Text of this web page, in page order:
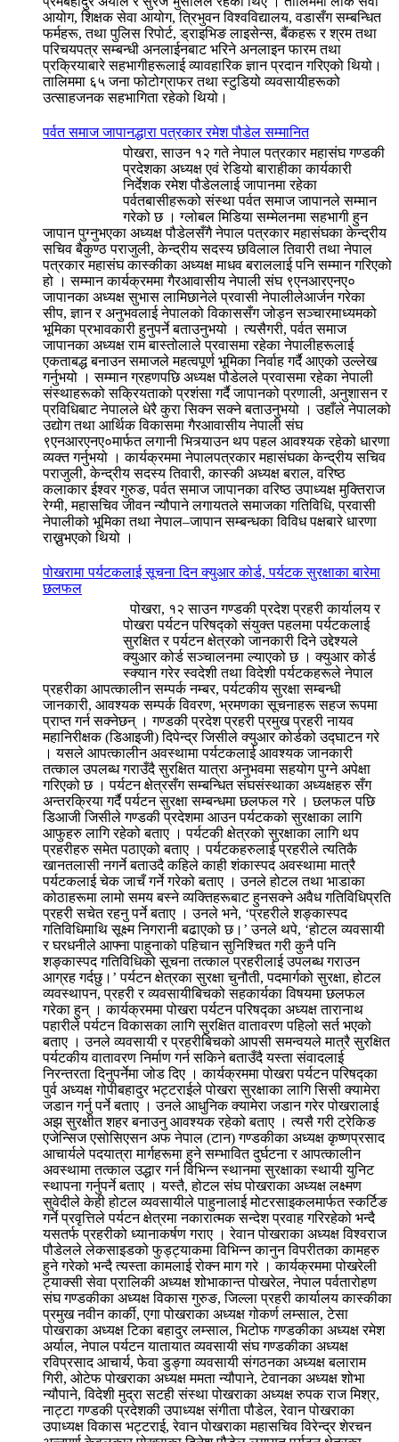
आयोग, शिक्षक सेवा आयोग, त्रिभुवन विश्वविद्यालय, वडासँग सम्बन्धित
फर्महरू, तथा पुलिस रिपोर्ट, ड्राइभिङ लाइसेन्स, बैंकहरू र श्रम तथा
परिचयपत्र सम्बन्धी अनलाईनबाट भरिने अनलाइन फारम तथा
प्रक्रियाबारे सहभागीहरूलाई व्यावहारिक ज्ञान प्रदान गरिएको थियो।
तालिममा ६५ जना फोटोग्राफर तथा स्टुडियो व्यवसायीहरूको
उत्साहजनक सहभागिता रहेको थियो।
पर्वत समाज जापानद्धारा पत्रकार रमेश पौडेल सम्मानित
पोखरा, साउन १२ गते नेपाल पत्रकार महासंघ गण्डकी
प्रदेशका अध्यक्ष एवं रेडियो बाराहीका कार्यकारी
निर्देशक रमेश पौडेललाई जापानमा रहेका
पर्वतबासीहरूको संस्था पर्वत समाज जापानले सम्मान
गरेको छ । ग्लोबल मिडिया सम्मेलनमा सहभागी हुन
जापान पुग्नुभएका अध्यक्ष पौडेलसँगै नेपाल पत्रकार महासंघका केन्द्रीय
सचिव बैकुण्ठ पराजुली, केन्द्रीय सदस्य छविलाल तिवारी तथा नेपाल
पत्रकार महासंघ कास्कीका अध्यक्ष माधव बराललाई पनि सम्मान गरिएको
हो । सम्मान कार्यक्रममा गैरआवासीय नेपाली संघ ९एनआरएनए०
जापानका अध्यक्ष सुभास लामिछानेले प्रवासी नेपालीलेआर्जन गरेका
सीप, ज्ञान र अनुभवलाई नेपालको विकाससँग जोड्न सञ्चारमाध्यमको
भूमिका प्रभावकारी हुनुपर्ने बताउनुभयो । त्यसैगरी, पर्वत समाज
जापानका अध्यक्ष राम बास्तोलाले प्रवासमा रहेका नेपालीहरूलाई
एकताबद्ध बनाउन समाजले महत्वपूर्ण भूमिका निर्वाह गर्दै आएको उल्लेख
गर्नुभयो । सम्मान ग्रहणपछि अध्यक्ष पौडेलले प्रवासमा रहेका नेपाली
संस्थाहरूको सक्रियताको प्रशंसा गर्दै जापानको प्रणाली, अनुशासन र
प्रविधिबाट नेपालले धेरै कुरा सिक्न सक्ने बताउनुभयो । उहाँले नेपालको
उद्योग तथा आर्थिक विकासमा गैरआवासीय नेपाली संघ
९एनआरएनए०मार्फत लगानी भित्र्याउन थप पहल आवश्यक रहेको धारणा
व्यक्त गर्नुभयो । कार्यक्रममा नेपालपत्रकार महासंघका केन्द्रीय सचिव
पराजुली, केन्द्रीय सदस्य तिवारी, कास्की अध्यक्ष बराल, वरिष्ठ
कलाकार ईश्वर गुरुङ, पर्वत समाज जापानका वरिष्ठ उपाध्यक्ष मुक्तिराज
रेग्मी, महासचिव जीवन न्यौपाने लगायतले समाजका गतिविधि, प्रवासी
नेपालीको भूमिका तथा नेपाल–जापान सम्बन्धका विविध पक्षबारे धारणा
राख्नुभएको थियो ।
पोखरामा पर्यटकलाई सूचना दिन क्युआर कोर्ड, पर्यटक सुरक्षाका बारेमा
छलफल
पोखरा, १२ साउन गण्डकी प्रदेश प्रहरी कार्यालय र
पोखरा पर्यटन परिषद्को संयुक्त पहलमा पर्यटकलाई
सुरक्षित र पर्यटन क्षेत्रको जानकारी दिने उद्देश्यले
क्युआर कोर्ड सञ्चालनमा ल्याएको छ । क्युआर कोर्ड
स्क्यान गरेर स्वदेशी तथा विदेशी पर्यटकहरूले नेपाल
प्रहरीका आपत्कालीन सम्पर्क नम्बर, पर्यटकीय सुरक्षा सम्बन्धी
जानकारी, आवश्यक सम्पर्क विवरण, भ्रमणका सूचनाहरू सहज रूपमा
प्राप्त गर्न सक्नेछन् । गण्डकी प्रदेश प्रहरी प्रमुख प्रहरी नायव
महानिरीक्षक (डिआइजी) दिपेन्द्र जिसीले क्युआर कोर्डको उद्घाटन गरे
। यसले आपत्कालीन अवस्थामा पर्यटकलाई आवश्यक जानकारी
तत्काल उपलब्ध गराउँदै सुरक्षित यात्रा अनुभवमा सहयोग पुग्ने अपेक्षा
गरिएको छ । पर्यटन क्षेत्रसँग सम्बन्धित संघसंस्थाका अध्यक्षहरु सँग
अन्तरक्रिया गर्दै पर्यटन सुरक्षा सम्बन्धमा छलफल गरे । छलफल पछि
डिआजी जिसीले गण्डकी प्रदेशमा आउन पर्यटकको सुरक्षाका लागि
आफुहरु लागि रहेको बताए । पर्यटकी क्षेत्रको सुरक्षाका लागि थप
प्रहरीहरु समेत पठाएको बताए । पर्यटकहरुलाई प्रहरीले त्यतिकै
खानतलासी नगर्ने बताउदै कहिले काही शंकास्पद अवस्थामा मात्रै
पर्यटकलाई चेक जाचँ गर्ने गरेको बताए । उनले होटल तथा भाडाका
कोठाहरूमा लामो समय बस्ने व्यक्तिहरूबाट हुनसक्ने अवैध गतिविधिप्रति
प्रहरी सचेत रहनु पर्ने बताए । उनले भने, ‘प्रहरीले शङ्कास्पद
गतिविधिमाथि सूक्ष्म निगरानी बढाएको छ।’ उनले थपे, ‘होटल व्यवसायी
र घरधनीले आफ्ना पाहुनाको पहिचान सुनिश्चित गरी कुनै पनि
शङ्कास्पद गतिविधिको सूचना तत्काल प्रहरीलाई उपलब्ध गराउन
आग्रह गर्दछु।’ पर्यटन क्षेत्रका सुरक्षा चुनौती, पदमार्गको सुरक्षा, होटल
व्यवस्थापन, प्रहरी र व्यवसायीबिचको सहकार्यका विषयमा छलफल
गरेका हुन् । कार्यक्रममा पोखरा पर्यटन परिषद्का अध्यक्ष तारानाथ
पहारीले पर्यटन विकासका लागि सुरक्षित वातावरण पहिलो सर्त भएको
बताए । उनले व्यवसायी र प्रहरीबिचको आपसी समन्वयले मात्रै सुरक्षित
पर्यटकीय वातावरण निर्माण गर्न सकिने बताउँदै यस्ता संवादलाई
निरन्तरता दिनुपर्नेमा जोड दिए । कार्यक्रममा पोखरा पर्यटन परिषद्का
पुर्व अध्यक्ष गोपीबहादुर भट्टराईले पोखरा सुरक्षाका लागि सिसी क्यामेरा
जडान गर्नु पर्ने बताए । उनले आधुनिक क्यामेरा जडान गरेर पोखरालाई
अझ सुरक्षीत शहर बनाउनु आवश्यक रहेको बताए । त्यसै गरी ट्रेकिङ
एजेन्सिज एसोसिएसन अफ नेपाल (टान) गण्डकीका अध्यक्ष कृष्णप्रसाद
आचार्यले पदयात्रा मार्गहरूमा हुने सम्भावित दुर्घटना र आपत्कालीन
अवस्थामा तत्काल उद्धार गर्न विभिन्न स्थानमा सुरक्षाका स्थायी युनिट
स्थापना गर्नुपर्ने बताए । यस्तै, होटल संघ पोखराका अध्यक्ष लक्ष्मण
सुवेदीले केही होटल व्यवसायीले पाहुनालाई मोटरसाइकलमार्फत स्कर्टिङ
गर्ने प्रवृत्तिले पर्यटन क्षेत्रमा नकारात्मक सन्देश प्रवाह गरिरहेको भन्दै
यसतर्फ प्रहरीको ध्यानाकर्षण गराए । रेवान पोखराका अध्यक्ष विश्वराज
पौडेलले लेकसाइडको फुड्ट्याकमा विभिन्न कानुन विपरीतका कामहरु
हुने गरेको भन्दै त्यस्ता कामलाई रोक्न माग गरे । कार्यक्रममा पोखरेली
ट्याक्सी सेवा प्रालिकी अध्यक्ष शोभाकान्त पोखरेल, नेपाल पर्वतारोहण
संघ गण्डकीका अध्यक्ष विकास गुरुङ, जिल्ला प्रहरी कार्यालय कास्कीका
प्रमुख नवीन कार्की, एगा पोखराका अध्यक्ष गोकर्ण लम्साल, टेसा
पोखराका अध्यक्ष टिका बहादुर लम्साल, भिटोफ गण्डकीका अध्यक्ष रमेश
अर्याल, नेपाल पर्यटन यातायात व्यवसायी संघ गण्डकीका अध्यक्ष
रविप्रसाद आचार्य, फेवा डुङ्गा व्यवसायी संगठनका अध्यक्ष बलाराम
गिरी, ओटेफ पोखराका अध्यक्ष ममता न्यौपाने, टेवानका अध्यक्ष शोभा
न्यौपाने, विदेशी मुद्रा सटही संस्था पोखराका अध्यक्ष रुपक राज मिश्र,
नाट्टा गण्डकी प्रदेशकी उपाध्यक्ष संगीता पौडेल, रेवान पोखराका
उपाध्यक्ष विकास भट्टराई, रेवान पोखराका महासचिव विरेन्द्र शेरचन